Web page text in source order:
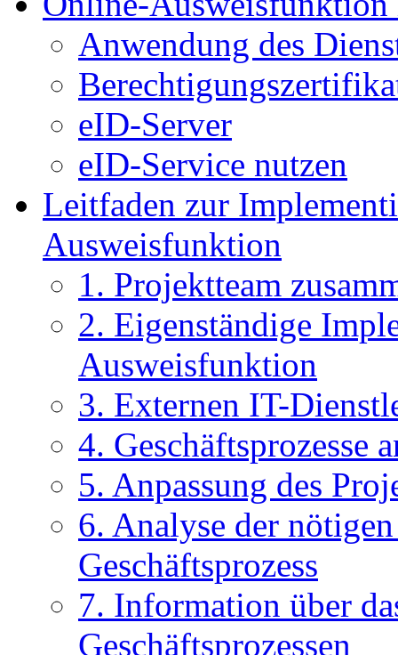
Anwendung des
eID-Server
eID-Service nutzen
Leitfaden zur
Ausweisfunktion
1. Projektteam
2. Eigenständige
Ausweisfunktion
3. Externen IT-
4. Geschäftsprozesse
5. Anpassung des
6. Analyse der
Geschäftsprozess
7. Information über
Geschäftsprozessen